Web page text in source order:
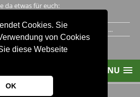
Cookies. Sie
von Cookies
diese Webseite
OK
da etwas für euch:
Hugo Pape verbracht..Habe ihn...
MENU